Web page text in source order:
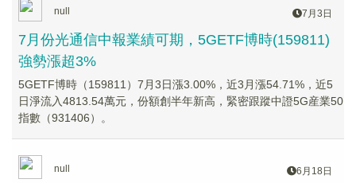
null 7月3日
7月份光通信中報業績可期，5GETF博時(159811)
強勢漲超3%
5GETF博時（159811）7月3日漲3.00%，近3月漲54.71%，近5
日淨流入4813.54萬元，份額創半年新高，緊密跟蹤中證5G産業50
指數（931406）。
null 6月18日